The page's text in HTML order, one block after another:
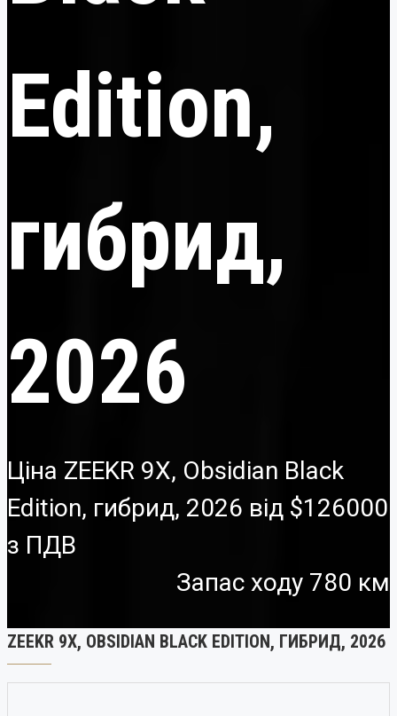
Edition,
гибрид,
2026
Ціна ZEEKR 9X, Obsidian Black
Edition, гибрид, 2026 від $126000
Запас ходу 780 км
ZEEKR 9X, OBSIDIAN BLACK EDITION, ГИБРИД, 2026